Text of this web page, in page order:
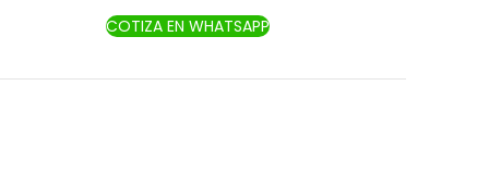
COTIZA EN WHATSAPP